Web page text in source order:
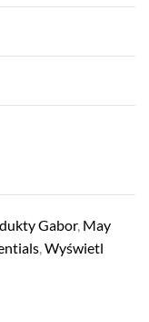
Gabor, May
,Wyświetl